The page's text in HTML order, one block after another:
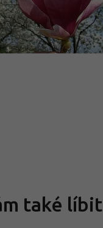
také líbit